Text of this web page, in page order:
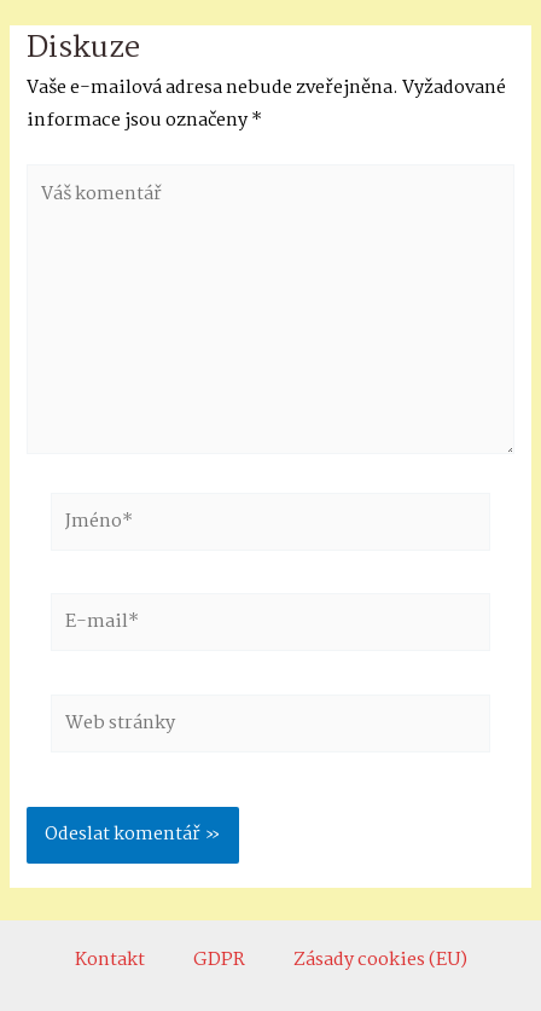
příspěvek
Diskuze
Vaše e-mailová adresa nebude zveřejněna. Vyžadované
informace jsou označeny*
Váš
Jméno*
E-
Web
Kontakt GDPR Zásady cookies (EU)